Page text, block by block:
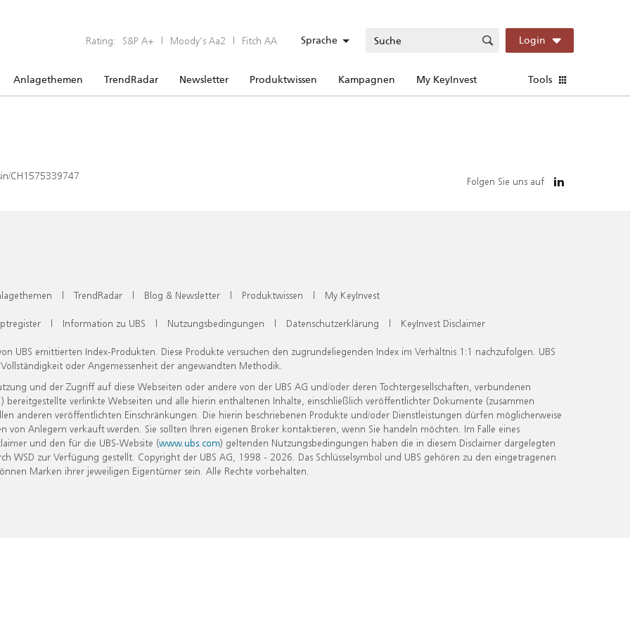
Rating: S&P A+ | Moody’s Aa2 | Fitch AA Sprache Login
Anlagethemen TrendRadar Newsletter Produktwissen Kampagnen My KeyInvest Tools
CH1575339747 Folgen Sie uns auf
| TrendRadar | Blog & Newsletter | Produktwissen | My KeyInvest
| Information zu UBS | Nutzungsbedingungen | Datenschutzerklärung | KeyInvest Disclaimer
UBS emittierten Index-Produkten. Diese Produkte versuchen den zugrundeliegenden Index im Verhältnis 1:1 nachzufolgen. UBS
oder Angemessenheit der angewandten Methodik.
und der Zugriff auf diese Webseiten oder andere von der UBS AG und/oder deren Tochtergesellschaften, verbundenen
verlinkte Webseiten und alle hierin enthaltenen Inhalte, einschließlich veröffentlichter Dokumente (zusammen
anderen veröffentlichten Einschränkungen. Die hierin beschriebenen Produkte und/oder Dienstleistungen dürfen möglicherweise
Anlegern verkauft werden. Sie sollten Ihren eigenen Broker kontaktieren, wenn Sie handeln möchten. Im Falle eines
und den für die UBS-Website (www.ubs.com) geltenden Nutzungsbedingungen haben die in diesem Disclaimer dargelegten
zur Verfügung gestellt. Copyright der UBS AG, 1998 - 2026. Das Schlüsselsymbol und UBS gehören zu den eingetragenen
Marken ihrer jeweiligen Eigentümer sein. Alle Rechte vorbehalten.